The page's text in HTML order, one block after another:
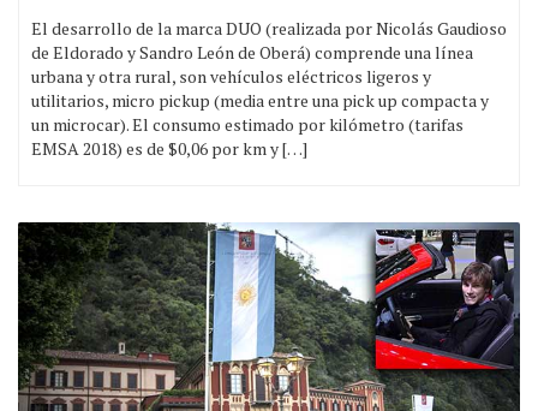
El desarrollo de la marca DUO (realizada por Nicolás Gaudioso
de Eldorado y Sandro León de Oberá) comprende una línea
urbana y otra rural, son vehículos eléctricos ligeros y
utilitarios, micro pickup (media entre una pick up compacta y
un microcar). El consumo estimado por kilómetro (tarifas
EMSA 2018) es de $0,06 por km y […]